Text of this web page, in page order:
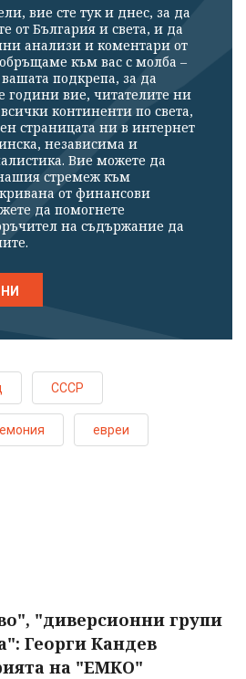
вие сте тук и днес, за да
от България и света, и да
анализи и коментари от
към вас с молба –
подкрепа, за да
години вие, читателите ни
континенти по света,
страницата ни в интернет
независима и
Вие можете да
стремеж към
от финансови
да помогнете
на съдържание да
СССР
евреи
"диверсионни групи
Георги Кандев
на "ЕМКО"